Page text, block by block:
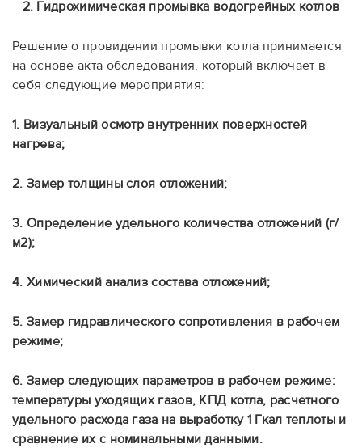
2. Гидрохимическая промывка водогрейных котлов
Решение о провидении промывки котла принимается
на основе акта обследования, который включает в
себя следующие мероприятия:
1. Визуальный осмотр внутренних поверхностей
нагрева;
2. Замер толщины слоя отложений;
3. Определение удельного количества отложений (г/
м2);
4. Химический анализ состава отложений;
5. Замер гидравлического сопротивления в рабочем
режиме;
6. Замер следующих параметров в рабочем режиме:
температуры уходящих газов, КПД котла, расчетного
удельного расхода газа на выработку 1 Гкал теплоты и
сравнение их с номинальными данными.